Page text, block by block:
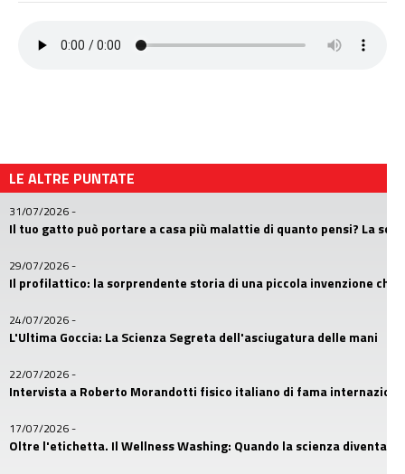
LE ALTRE PUNTATE
31/07/2026-
Il tuo gatto può portare a casa più malattie di quanto pensi? La
29/07/2026-
Il profilattico: la sorprendente storia di una piccola invenzione
24/07/2026-
L'Ultima Goccia: La Scienza Segreta dell'asciugatura delle mani
22/07/2026-
Intervista a Roberto Morandotti fisico italiano di fama
17/07/2026-
Oltre l'etichetta. Il Wellness Washing: Quando la scienza diventa